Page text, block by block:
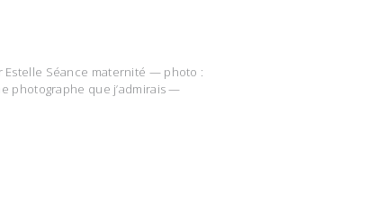
Estelle Séance maternité — photo :
photographe que j’admirais —